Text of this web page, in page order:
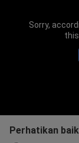
Sorry,
Perhatikan
Bahasa